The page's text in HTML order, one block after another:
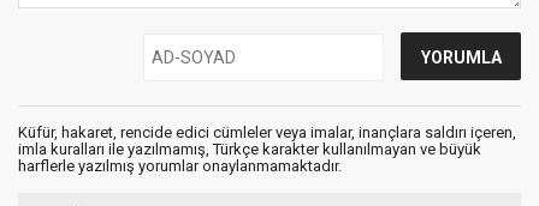
Küfür, hakaret, rencide edici cümleler veya imalar, inançlara saldırı içeren,
imla kuralları ile yazılmamış, Türkçe karakter kullanılmayan ve büyük
harflerle yazılmış yorumlar onaylanmamaktadır.